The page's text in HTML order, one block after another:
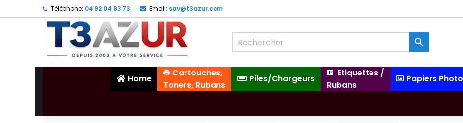
Téléphone: 04 92 04 83 73 Email: sav@t3azur.com

Home
Cartouches,
Toners, Rubans
Piles/Chargeurs
Etiquettes /
Rubans
Papiers